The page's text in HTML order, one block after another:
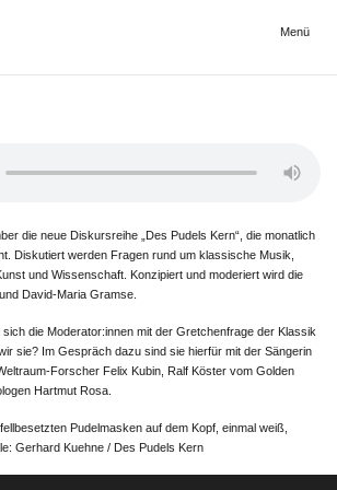
Menü
die neue Diskursreihe „Des Pudels Kern“, die monatlich
Diskutiert werden Fragen rund um klassische Musik,
und Wissenschaft. Konzipiert und moderiert wird die
David-Maria Gramse.
die Moderator:innen mit der Gretchenfrage der Klassik
sie? Im Gespräch dazu sind sie hierfür mit der Sängerin
Forscher Felix Kubin, Ralf Köster vom Golden
Hartmut Rosa.
Pudelmasken auf dem Kopf, einmal weiß,
Gerhard Kuehne / Des Pudels Kern